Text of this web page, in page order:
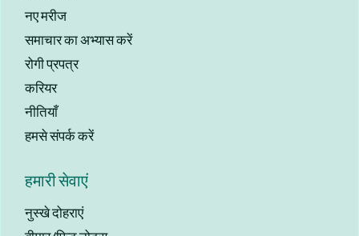
नए मरीज
समाचार का अभ्यास करें
रोगी प्रपत्र
करियर
नीतियाँ
हमसे संपर्क करें
हमारी सेवाएं
नुस्खे दोहराएं